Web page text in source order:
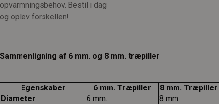
opvarmningsbehov. Bestil i dag
og oplev forskellen!
Sammenligning af 6 mm. og 8 mm. træpiller
Egenskaber 6 mm. Træpiller
8 mm. Træpiller
Diameter
6 mm. 8 mm.